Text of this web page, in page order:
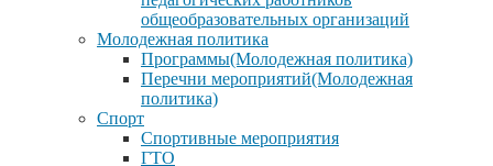
общеобразовательных организаций
Молодежная политика
Программы(Молодежная политика)
Перечни мероприятий(Молодежная
политика)
Спорт
Спортивные мероприятия
ГТО